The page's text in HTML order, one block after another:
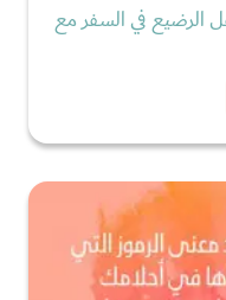
الرضيع في السفر مع